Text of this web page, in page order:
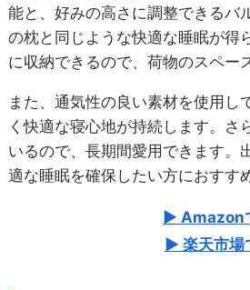
能と、好みの高さに調整できるバ
の枕と同じような快適な睡眠が得
に収納できるので、荷物のスペー
また、通気性の良い素材を使用し
く快適な寝心地が持続します。さ
いるので、長期間愛用できます。
適な睡眠を確保したい方におすす
Amazon
楽天市場